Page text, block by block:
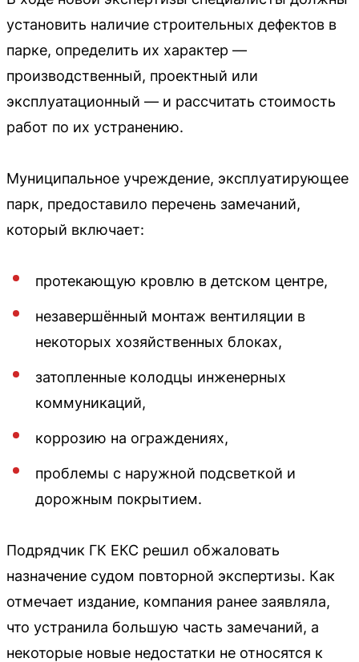
установить наличие строительных дефектов в
парке, определить их характер —
производственный, проектный или
эксплуатационный — и рассчитать стоимость
работ по их устранению.
Муниципальное учреждение, эксплуатирующее
парк, предоставило перечень замечаний,
который включает:
протекающую кровлю в детском центре,
незавершённый монтаж вентиляции в
некоторых хозяйственных блоках,
затопленные колодцы инженерных
коммуникаций,
коррозию на ограждениях,
проблемы с наружной подсветкой и
дорожным покрытием.
Подрядчик ГК ЕКС решил обжаловать
назначение судом повторной экспертизы. Как
отмечает издание, компания ранее заявляла,
что устранила большую часть замечаний, а
некоторые новые недостатки не относятся к